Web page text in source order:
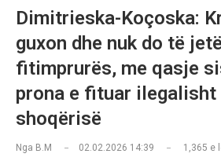
Dimitrieska-Koçoska:
guxon dhe nuk do të
fitimprurës, me qasje
prona e fituar ilegalisht
shoqërisë
Nga B.M 02.02.2026 14:39 1,365 e